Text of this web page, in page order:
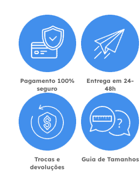
Pagamento 100%
seguro
Entrega em 24-
48h
Trocas e
devoluções
Guia de Tamanhos